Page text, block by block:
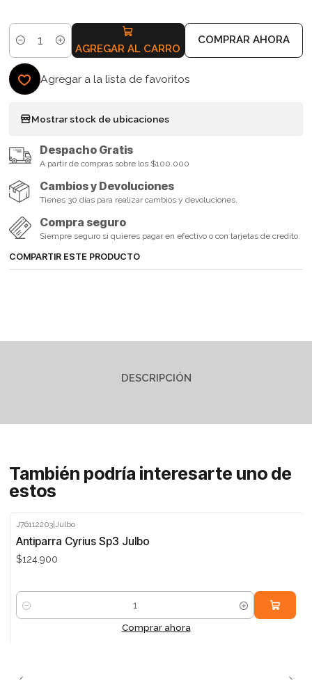
Cantidad AGREGAR AL CARRO
COMPRAR AHORA
Agregar a la lista de favoritos
Mostrar stock de ubicaciones
Despacho Gratis
A partir de compras sobre los $100.000
Cambios y Devoluciones
Tienes 30 días para realizar cambios y devoluciones.
Compra seguro
Siempre seguro si quieres pagar en efectivo o con tarjetas de credito.
COMPARTIR ESTE PRODUCTO
DESCRIPCIÓN
También podría interesarte uno de
estos
J76112203|Julbo
Antiparra Cyrius Sp3 Julbo
$124.900
Cantidad
Comprar ahora